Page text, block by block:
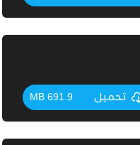
تحميل 691.9 MB